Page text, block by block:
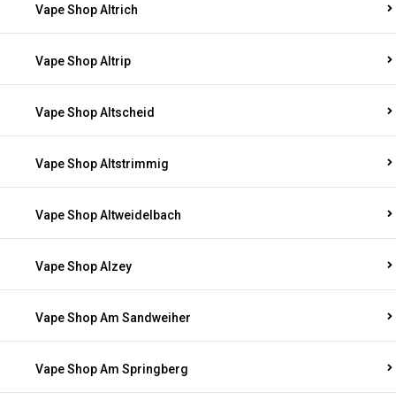
Vape Shop Altrich
Vape Shop Altrip
Vape Shop Altscheid
Vape Shop Altstrimmig
Vape Shop Altweidelbach
Vape Shop Alzey
Vape Shop Am Sandweiher
Vape Shop Am Springberg